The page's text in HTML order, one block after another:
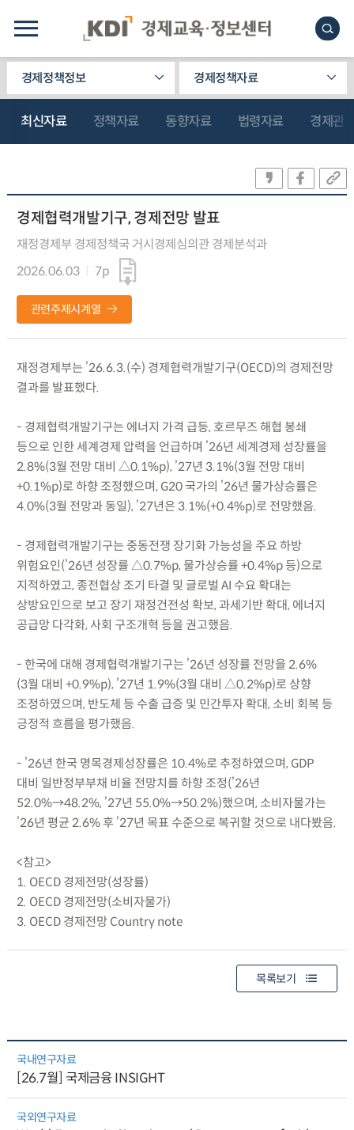
경제정책정보 경제정책자료
최신자료 정책자료 동향자료 법령자료 경제관
경제협력개발기구, 경제전망 발표
재정경제부 경제정책국 거시경제심의관 경제분석과
2026.06.03
7p
관련주제시계열
재정경제부는 ’26.6.3.(수) 경제협력개발기구(OECD)의 경제전망
결과를 발표했다.
- 경제협력개발기구는 에너지 가격 급등, 호르무즈 해협 봉쇄
등으로 인한 세계경제 압력을 언급하며 ’26년 세계경제 성장률을
2.8%(3월 전망 대비 △0.1%p), ’27년 3.1%(3월 전망 대비
+0.1%p)로 하향 조정했으며, G20 국가의 ’26년 물가상승률은
4.0%(3월 전망과 동일), ’27년은 3.1%(+0.4%p)로 전망했음.
- 경제협력개발기구는 중동전쟁 장기화 가능성을 주요 하방
위험요인(’26년 성장률 △0.7%p, 물가상승률 +0.4%p 등)으로
지적하였고, 종전협상 조기 타결 및 글로벌 AI 수요 확대는
상방요인으로 보고 장기 재정건전성 확보, 과세기반 확대, 에너지
공급망 다각화, 사회 구조개혁 등을 권고했음.
- 한국에 대해 경제협력개발기구는 ’26년 성장률 전망을 2.6%
(3월 대비 +0.9%p), ’27년 1.9%(3월 대비 △0.2%p)로 상향
조정하였으며, 반도체 등 수출 급증 및 민간투자 확대, 소비 회복 등
긍정적 흐름을 평가했음.
- ’26년 한국 명목경제성장률은 10.4%로 추정하였으며, GDP
대비 일반정부부채 비율 전망치를 하향 조정(’26년
52.0%→48.2%, ’27년 55.0%→50.2%)했으며, 소비자물가는
’26년 평균 2.6% 후 ’27년 목표 수준으로 복귀할 것으로 내다봤음.
<참고>
1. OECD 경제전망(성장률)
2. OECD 경제전망(소비자물가)
3. OECD 경제전망 Country note
목록보기
국내연구자료
[26.7월] 국제금융 INSIGHT
국외연구자료